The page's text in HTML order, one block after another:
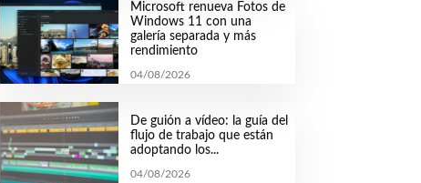
Microsoft renueva Fotos de
Windows 11 con una
galería separada y más
rendimiento
04/08/2026
De guión a vídeo: la guía del
flujo de trabajo que están
adoptando los...
04/08/2026